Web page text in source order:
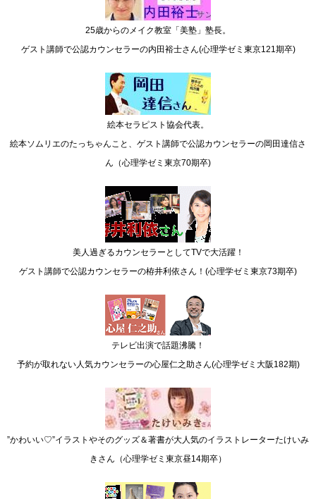
25歳からのメイク教室「美塾」塾長。
ゲスト講師で公認カウンセラーの内田裕士さん(心理学ゼミ東京121期卒)
絵本セラピスト協会代表。
絵本ソムリエのたっちゃんこと、ゲスト講師で公認カウンセラーの岡田達信さ
ん（心理学ゼミ東京70期卒)
美人過ぎるカウンセラーとしてTVで大活躍！
ゲスト講師で公認カウンセラーの栫井利依さん！(心理学ゼミ東京73期卒)
テレビ出演で話題沸騰！
予約が取れない人気カウンセラーの心屋仁之助さん(心理学ゼミ大阪182期)
”かわいい♡”イラストやそのグッズ＆著書が大人気のイラストレーターたけいみ
きさん（心理学ゼミ東京昼14期卒）